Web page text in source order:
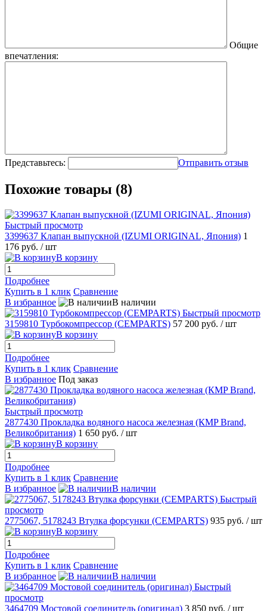
Общие
впечатления:
Представьтесь: Отправить отзыв
Похожие товары (8)
Быстрый просмотр
3399637 Клапан выпускной (IZUMI ORIGINAL, Япония) 1
176 руб. / шт
В корзину
Подробнее
Купить в 1 клик Сравнение
В избранное
В наличии
Быстрый просмотр
3159810 Турбокомпрессор (CEMPARTS) 57 200 руб. / шт
В корзину
Подробнее
Купить в 1 клик Сравнение
В избранное Под заказ
Быстрый просмотр
2877430 Прокладка водяного насоса железная (КMP Brand,
Великобритания) 1 650 руб. / шт
В корзину
Подробнее
Купить в 1 клик Сравнение
В избранное
В наличии
Быстрый
просмотр
2775067, 5178243 Втулка форсунки (CEMPARTS) 935 руб. / шт
В корзину
Подробнее
Купить в 1 клик Сравнение
В избранное
В наличии
Быстрый
просмотр
3464709 Мостовой соединитель (оригинал) 3 850 руб. / шт